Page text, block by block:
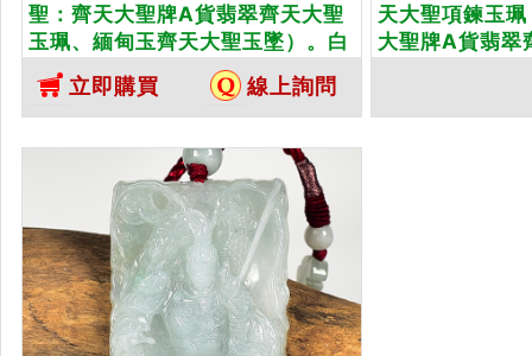
聖：齊天大聖牌A貨翡翠齊天大聖
玉珮、緬甸玉齊天大聖玉墜）。白
底青帶紫羅蘭細豆種齊天大聖，
KN227。客製化訂做各種翡翠齊天
大聖吊墜玉珮項鍊。★附A貨翡翠
雙證書
立即購買 線上詢問
天大聖項鍊玉
大聖牌A貨翡翠
種翡翠齊天大